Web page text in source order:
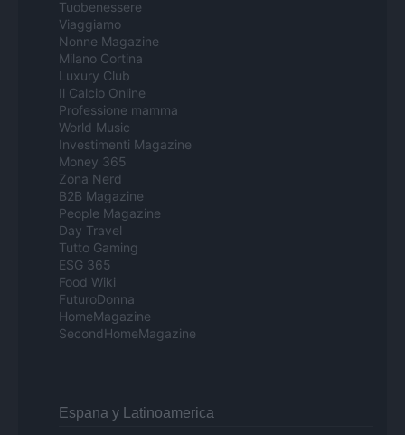
Tuobenessere
Viaggiamo
Nonne Magazine
Milano Cortina
Luxury Club
Il Calcio Online
Professione mamma
World Music
Investimenti Magazine
Money 365
Zona Nerd
B2B Magazine
People Magazine
Day Travel
Tutto Gaming
ESG 365
Food Wiki
FuturoDonna
HomeMagazine
SecondHomeMagazine
Espana y Latinoamerica